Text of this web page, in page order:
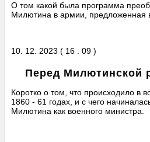
О том какой была программа
Милютина в армии, предложенная
10. 12. 2023 ( 16 : 09 )
Перед Милютинской
Коротко о том, что происходило в
1860 - 61 годах, и с чего
Милютина как военного министра.